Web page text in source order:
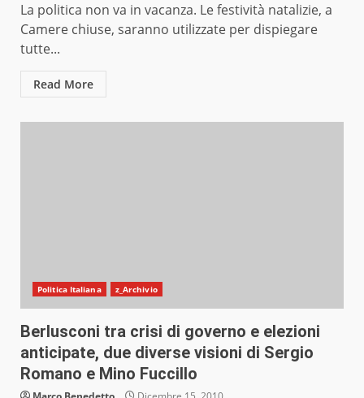
La politica non va in vacanza. Le festività natalizie, a
Camere chiuse, saranno utilizzate per dispiegare
tutte...
Read More
Politica Italiana z_Archivio
Berlusconi tra crisi di governo e elezioni
anticipate, due diverse visioni di Sergio
Romano e Mino Fuccillo